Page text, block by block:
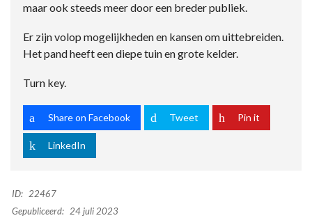
maar ook steeds meer door een breder publiek.
Er zijn volop mogelijkheden en kansen om uittebreiden.
Het pand heeft een diepe tuin en grote kelder.
Turn key.
Share on Facebook Tweet Pin it
LinkedIn
ID: 22467
Gepubliceerd: 24 juli 2023